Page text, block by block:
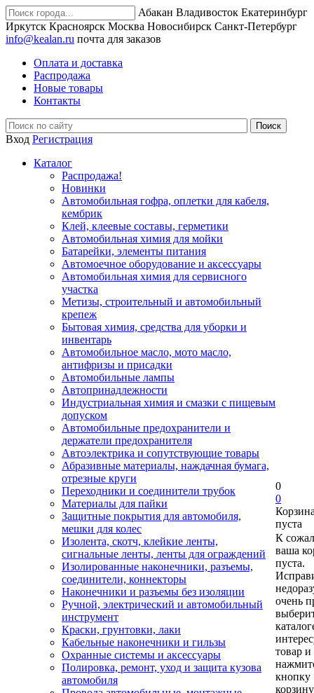
Абакан Владивосток Екатеринбург
Иркутск Красноярск Москва Новосибирск Санкт-Петербург
info@kealan.ru почта для заказов
Оплата и доставка
Распродажа
Новые товары
Контакты
Вход Регистрация
Каталог
Распродажа!
Новинки
Автомобильная гофра, оплетки для кабеля,
кембрик
Клей, клеевые составы, герметики
Автомобильная химия для мойки
Батарейки, элементы питания
Автомоечное оборудование и аксессуары
Автомобильная химия для сервисного
участка
Метизы, строительный и автомобильный
крепеж
Бытовая химия, средства для уборки и
инвентарь
Автомобильное масло, мото масло,
антифризы и присадки
Автомобильные лампы
Автопринадлежности
Индустриальная химия и смазки с пищевым
допуском
Автомобильные предохранители и
держатели предохранителя
Автоэлектрика и сопутствующие товары
Абразивные материалы, наждачная бумага,
отрезные круги
Переходники и соединители трубок
Материалы для пайки
Защитные покрытия для автомобиля,
мешки для колес
Изолента, скотч, клейкие ленты,
сигнальные ленты, ленты для ограждений
Изолированные наконечники, разъемы,
соединители, коннекторы
Наконечники и разъемы без изоляции
Ручной, электрический и автомобильный
инструмент
Краски, грунтовки, лаки
Кабельные наконечники и гильзы
Охранные системы и аксессуары
Полировка, ремонт, уход и защита кузова
автомобиля
0
0
пуста
К
ваша
пуста.
очень
товар и
кнопку